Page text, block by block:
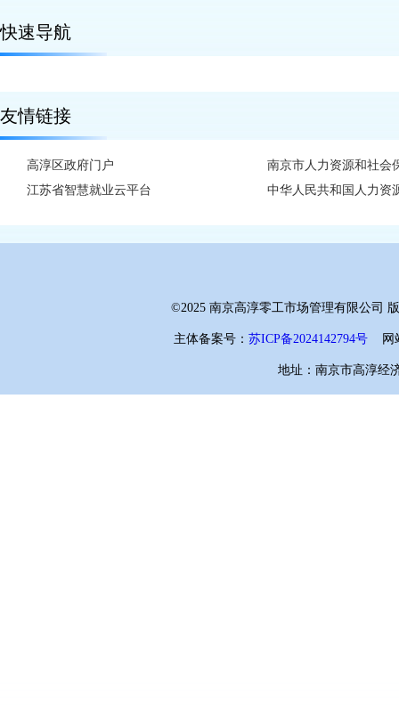
快速导航
友情链接
高淳区政府门户
南京市人力资源和社会
江苏省智慧就业云平台
中华人民共和国人力资
©2025 南京高淳零工市场管理有限公司
主体备案号： 苏ICP备2024142794号网
地址：南京市高淳经